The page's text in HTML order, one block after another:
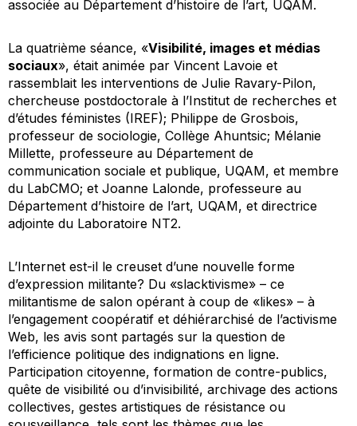
associée au Département d’histoire de l’art, UQAM.
La quatrième séance, «Visibilité, images et médias
sociaux», était animée par Vincent Lavoie et
rassemblait les interventions de Julie Ravary-Pilon,
chercheuse postdoctorale à l’Institut de recherches et
d’études féministes (IREF); Philippe de Grosbois,
professeur de sociologie, Collège Ahuntsic; Mélanie
Millette, professeure au Département de
communication sociale et publique, UQAM, et membre
du LabCMO; et Joanne Lalonde, professeure au
Département d’histoire de l’art, UQAM, et directrice
adjointe du Laboratoire NT2.
L’Internet est-il le creuset d’une nouvelle forme
d’expression militante? Du «slacktivisme» – ce
militantisme de salon opérant à coup de «likes» – à
l’engagement coopératif et déhiérarchisé de l’activisme
Web, les avis sont partagés sur la question de
l’efficience politique des indignations en ligne.
Participation citoyenne, formation de contre-publics,
quête de visibilité ou d’invisibilité, archivage des actions
collectives, gestes artistiques de résistance ou